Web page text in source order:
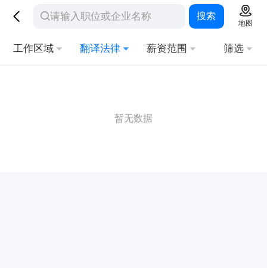
搜索
地图
工作区域 翻译法律 薪资范围 筛选
暂无数据